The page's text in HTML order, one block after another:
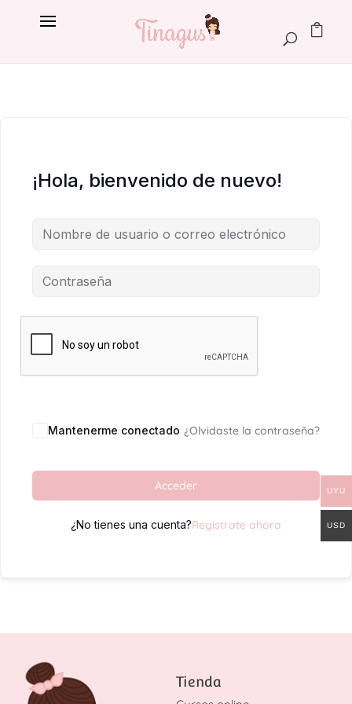
¡Hola, bienvenido de nuevo!
Mantenerme conectado ¿Olvidaste la contraseña?
Acceder
¿No tienes una cuenta?Regístrate ahora
Tienda
UYU
USD